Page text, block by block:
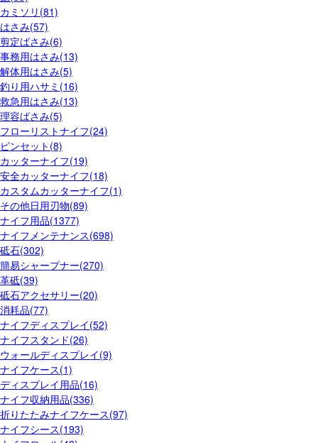
カミソリ(81)
はさみ(57)
剪定ばさみ(6)
事務用はさみ(13)
解体用はさみ(5)
釣り用ハサミ(16)
救急用はさみ(13)
理容ばさみ(5)
フローリストナイフ(24)
ピンセット(8)
カッターナイフ(19)
安全カッターナイフ(18)
カスタムカッターナイフ(1)
その他日用刃物(89)
ナイフ用品(1377)
ナイフメンテナンス(698)
砥石(302)
簡易シャープナー(270)
革砥(39)
砥石アクセサリー(20)
消耗品(77)
ナイフディスプレイ(52)
ナイフスタンド(26)
ウォールディスプレイ(9)
ナイフケース(1)
ディスプレイ用品(16)
ナイフ収納用品(336)
折りたたみナイフケース(97)
ナイフシース(193)